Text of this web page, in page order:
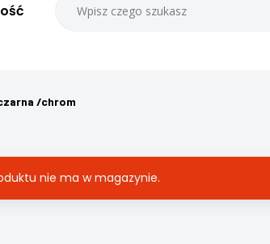
/chrom
nie ma w magazynie.